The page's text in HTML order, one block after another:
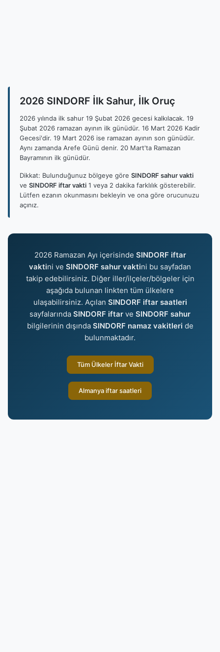
2026 SINDORF İlk Sahur, İlk Oruç
2026 yılında ilk sahur 19 Şubat 2026 gecesi kalkılacak. 19
Şubat 2026 ramazan ayının ilk günüdür. 16 Mart 2026 Kadir
Gecesi'dir. 19 Mart 2026 ise ramazan ayının son günüdür.
Aynı zamanda Arefe Günü denir. 20 Mart'ta Ramazan
Bayramının ilk günüdür.
Dikkat: Bulunduğunuz bölgeye göre SINDORF sahur vakti
ve SINDORF iftar vakti 1 veya 2 dakika farklılık gösterebilir.
Lütfen ezanın okunmasını bekleyin ve ona göre orucunuzu
açınız.
2026 Ramazan Ayı içerisinde SINDORF iftar
vaktini ve SINDORF sahur vaktini bu sayfadan
takip edebilirsiniz. Diğer iller/ilçeler/bölgeler için
aşağıda bulunan linkten tüm ülkelere
ulaşabilirsiniz. Açılan SINDORF iftar saatleri
sayfalarında SINDORF iftar ve SINDORF sahur
bilgilerinin dışında SINDORF namaz vakitleri de
bulunmaktadır.
Tüm Ülkeler İftar Vakti
Almanya iftar saatleri